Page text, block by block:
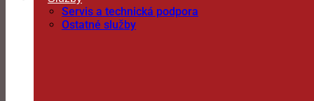
Servis a technická podpora
Ostatné služby